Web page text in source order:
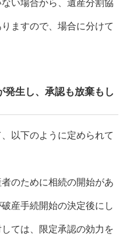
い場合から、遺産分割協
ますので、場合に分けて
発生し、承認も放棄もし
以下のように定められて
のために相続の開始があ
産手続開始の決定後にし
ては、限定承認の効力を